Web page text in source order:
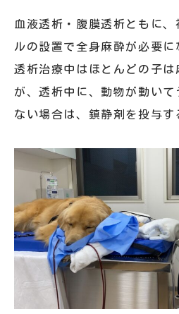
血液透析・腹膜透析ともに
ルの設置で全身麻酔が必要に
透析治療中はほとんどの子は
が、透析中に、動物が動いて
ない場合は、鎮静剤を投与す